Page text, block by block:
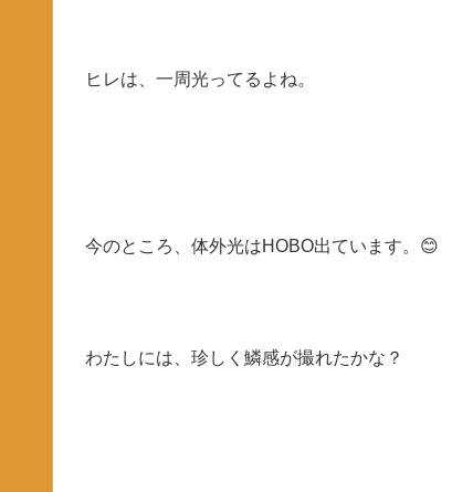
ヒレは、一周光ってるよね。
今のところ、体外光はHOBO出ています。😊
わたしには、珍しく鱗感が撮れたかな？